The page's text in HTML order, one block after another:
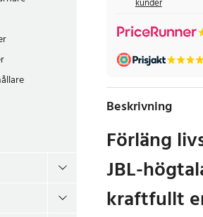
kunder
Beskrivning
Förläng
JBL-
kraftfullt